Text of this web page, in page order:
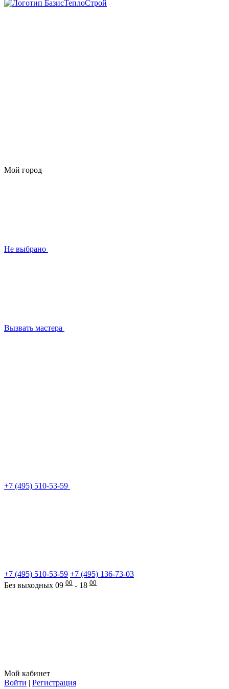
Мой город
Не выбрано
Вызвать мастера
+7 (495) 510-53-59
+7 (495) 510-53-59 +7 (495) 136-73-03
Без выходных 09 00 - 18 00
Мой кабинет
Войти | Регистрация